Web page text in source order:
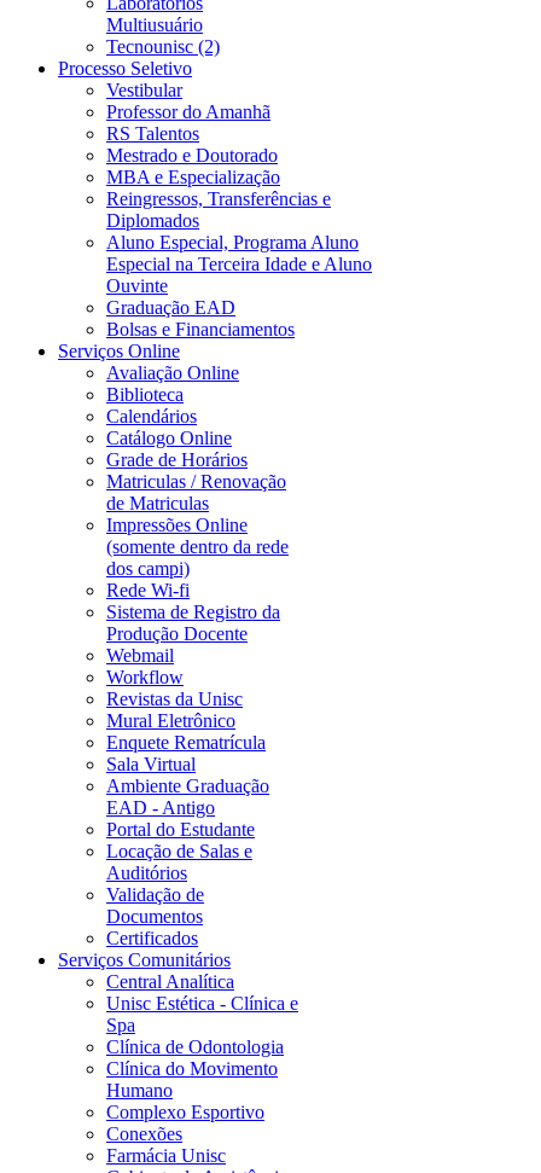
Multiusuário
Tecnounisc (2)
Processo Seletivo
Vestibular
Professor do Amanhã
RS Talentos
Mestrado e Doutorado
MBA e Especialização
Reingressos, Transferências e
Diplomados
Aluno Especial, Programa Aluno
Especial na Terceira Idade e Aluno
Ouvinte
Graduação EAD
Bolsas e Financiamentos
Serviços Online
Avaliação Online
Biblioteca
Calendários
Catálogo Online
Grade de Horários
Matriculas / Renovação
de Matriculas
Impressões Online
(somente dentro da rede
dos campi)
Rede Wi-fi
Sistema de Registro da
Produção Docente
Webmail
Workflow
Revistas da Unisc
Mural Eletrônico
Enquete Rematrícula
Sala Virtual
Ambiente Graduação
EAD - Antigo
Portal do Estudante
Locação de Salas e
Auditórios
Validação de
Documentos
Certificados
Serviços Comunitários
Central Analítica
Unisc Estética - Clínica e
Spa
Clínica de Odontologia
Clínica do Movimento
Humano
Complexo Esportivo
Conexões
Farmácia Unisc